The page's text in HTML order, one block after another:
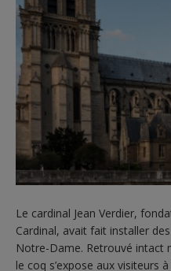
Le cardinal Jean Verdier,
Cardinal, avait fait installer
Notre-Dame. Retrouvé intact
le coq s’expose aux visiteurs à